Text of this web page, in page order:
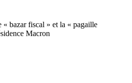
« bazar fiscal » et la « pagaille
Macron